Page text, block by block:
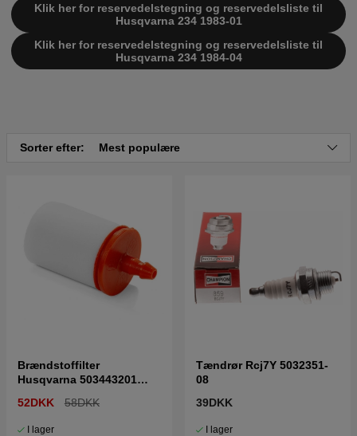
Klik her for reservedelstegning og reservedelsliste til
Husqvarna 234 1983-01
Klik her for reservedelstegning og reservedelsliste til
Husqvarna 234 1984-04
Sorter efter: Mest populære
Brændstoffilter
Husqvarna 503443201
52DKK 58DKK
I lager
Tændrør Rcj7Y 5032351-
08
39DKK
I lager